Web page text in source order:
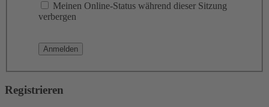
Meinen Online-Status während dieser Sitzung
verbergen
Registrieren